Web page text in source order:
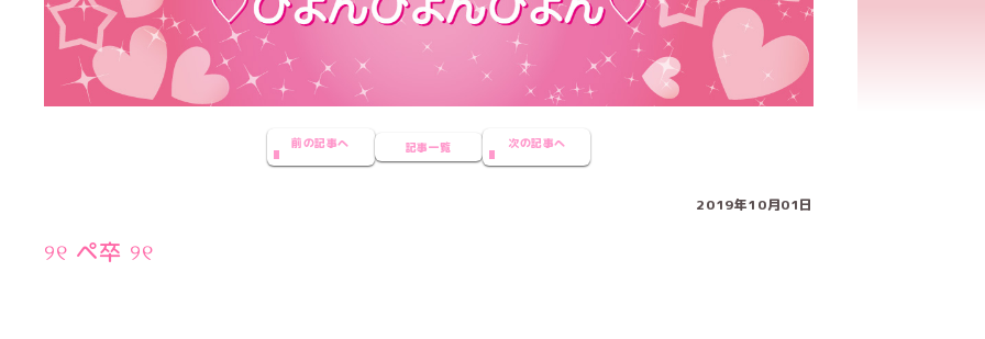
前の記事へ 記事一覧 次の記事へ
2019年10月01日
୨୧ ペ卒 ୨୧